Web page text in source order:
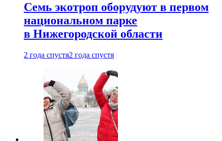
Семь экотроп оборудуют в первом
национальном парке
в Нижегородской области
2 года спустя2 года спустя